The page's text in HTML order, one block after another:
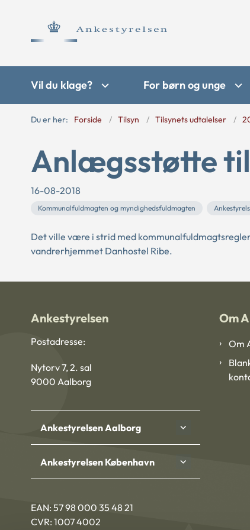
Vil du klage? For børn og unge
Du er her: Forside Tilsyn Tilsynets udtalelser
Anlægsstøtte
16-08-2018
Kommunalfuldmagten og myndighedsfuldmagten
Det ville være i strid med
vandrerhjemmet Danhostel Ribe.
Ankestyrelsen
Postadresse:
Nytorv 7, 2. sal
9000 Aalborg
Ankestyrelsen Aalborg
Ankestyrelsen København
EAN: 57 98 000 35 48 21
CVR: 1007 4002
Om
Om